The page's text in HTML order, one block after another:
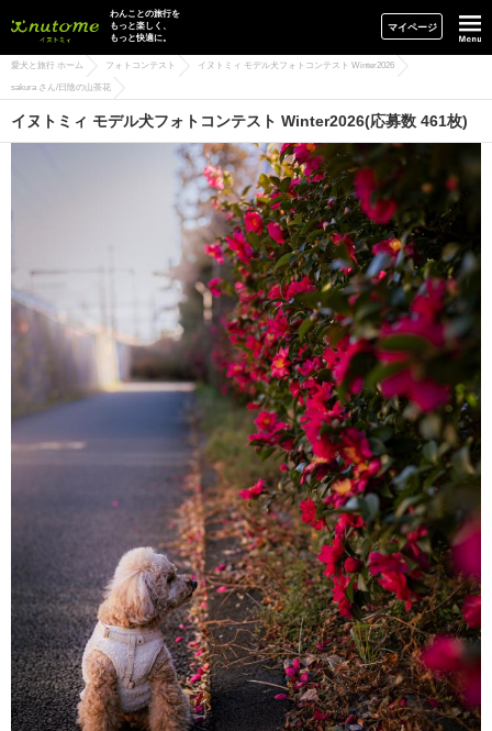
イヌトミィ
わんことの旅行を
もっと楽しく、
もっと快適に。
マイページ
愛犬と旅行 ホーム フォトコンテスト イヌトミィ モデル犬フォトコンテスト Winter2026
sakura さん/日陰の山茶花
イヌトミィ モデル犬フォトコンテスト Winter2026(応募数 461枚)